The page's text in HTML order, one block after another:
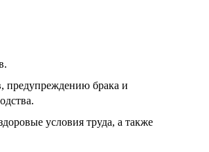
предупреждению брака и
условия труда, а также